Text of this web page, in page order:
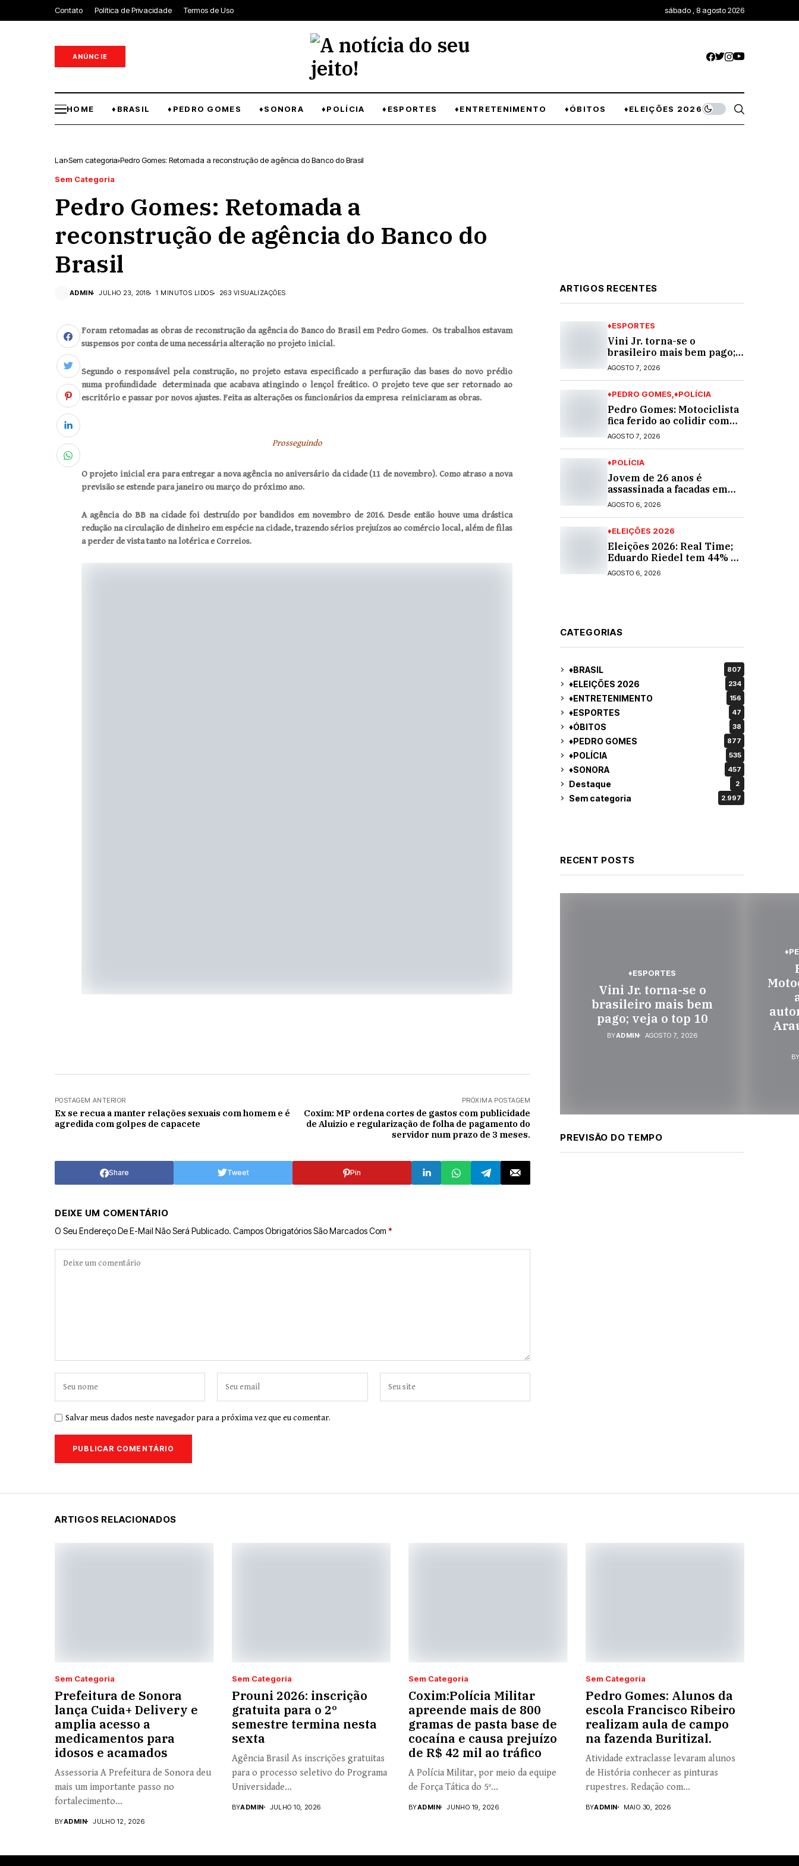
Contato Política de Privacidade Termos de Uso sábado , 8 agosto 2026
ANÚNCIE
HOME ♦BRASIL ♦PEDRO GOMES ♦SONORA ♦POLÍCIA ♦ESPORTES ♦ENTRETENIMENTO ♦ÓBITOS ♦ELEIÇÕES 2026
Lar Sem categoria Pedro Gomes: Retomada a reconstrução de agência do Banco do Brasil
Sem Categoria
Pedro Gomes: Retomada a
reconstrução de agência do Banco do
Brasil
ADMIN JULHO 23, 2018 1 MINUTOS LIDOS 263 VISUALIZAÇÕES
Foram retomadas as obras de reconstrução da agência do Banco do Brasil em Pedro Gomes. Os trabalhos estavam
suspensos por conta de uma necessária alteração no projeto inicial.
Segundo o responsável pela construção, no projeto estava especificado a perfuração das bases do novo prédio
numa profundidade determinada que acabava atingindo o lençol freático. O projeto teve que ser retornado ao
escritório e passar por novos ajustes. Feita as alterações os funcionários da empresa reiniciaram as obras.
Prosseguindo
O projeto inicial era para entregar a nova agência no aniversário da cidade (11 de novembro). Como atraso a nova
previsão se estende para janeiro ou março do próximo ano.
A agência do BB na cidade foi destruído por bandidos em novembro de 2016. Desde então houve uma drástica
redução na circulação de dinheiro em espécie na cidade, trazendo sérios prejuízos ao comércio local, além de filas
a perder de vista tanto na lotérica e Correios.
POSTAGEM ANTERIOR
Ex se recua a manter relações sexuais com homem e é
agredida com golpes de capacete
PRÓXIMA POSTAGEM
Coxim: MP ordena cortes de gastos com publicidade
de Aluizio e regularização de folha de pagamento do
servidor num prazo de 3 meses.
Share Tweet Pin
DEIXE UM COMENTÁRIO
O Seu Endereço De E-Mail Não Será Publicado. Campos Obrigatórios São Marcados Com *
Salvar meus dados neste navegador para a próxima vez que eu comentar.
ARTIGOS RECENTES
♦ESPORTES
Vini Jr. torna-se o
brasileiro mais bem pago;
veja o top 10
AGOSTO 7, 2026
♦PEDRO GOMES ♦POLÍCIA
Pedro Gomes: Motociclista
fica ferido ao colidir com
automóvel na Av. Diva
Araújo; ele não tinha CNH
AGOSTO 7, 2026
♦POLÍCIA
Jovem de 26 anos é
assassinada a facadas em
Rio Verde de Mato Grosso;
suspeito é procurado
AGOSTO 6, 2026
♦ELEIÇÕES 2026
Eleições 2026: Real Time;
Eduardo Riedel tem 44% e
Fábio Trad, 25%, no 1º
turno para o governo do
AGOSTO 6, 2026
CATEGORIAS
♦BRASIL 807
♦ELEIÇÕES 2026 234
♦ENTRETENIMENTO 156
♦ESPORTES 47
♦ÓBITOS 38
♦PEDRO GOMES 877
♦POLÍCIA 535
♦SONORA 457
Destaque 2
Sem categoria 2.997
RECENT POSTS
♦ESPORTES
Vini Jr. torna-se o
brasileiro mais bem
pago; veja o top 10
BYADMIN AGOSTO 7, 2026
PREVISÃO DO TEMPO
ARTIGOS RELACIONADOS
Sem Categoria
Prefeitura de Sonora
lança Cuida+ Delivery e
amplia acesso a
medicamentos para
idosos e acamados
Assessoria A Prefeitura de Sonora deu
mais um importante passo no
fortalecimento...
BYADMIN JULHO 12, 2026
Sem Categoria
Prouni 2026: inscrição
gratuita para o 2º
semestre termina nesta
sexta
Agência Brasil As inscrições gratuitas
para o processo seletivo do Programa
Universidade...
BYADMIN JULHO 10, 2026
Sem Categoria
Coxim:Polícia Militar
apreende mais de 800
gramas de pasta base de
cocaína e causa prejuízo
de R$ 42 mil ao tráfico
A Polícia Militar, por meio da equipe
de Força Tática do 5º...
BYADMIN JUNHO 19, 2026
Sem Categoria
Pedro Gomes: Alunos da
escola Francisco Ribeiro
realizam aula de campo
na fazenda Buritizal.
Atividade extraclasse levaram alunos
de História conhecer as pinturas
rupestres. Redação com...
BYADMIN MAIO 30, 2026